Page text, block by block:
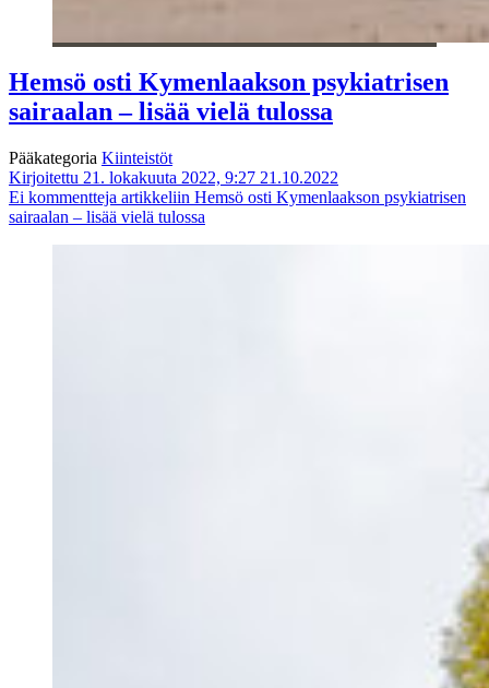
Hemsö osti Kymenlaakson psykiatrisen
sairaalan – lisää vielä tulossa
Pääkategoria Kiinteistöt
Kirjoitettu 21. lokakuuta 2022, 9:27 21.10.2022
Ei kommentteja artikkeliin Hemsö osti Kymenlaakson psykiatrisen
sairaalan – lisää vielä tulossa